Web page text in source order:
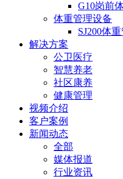
G10岗前
体重管理设备
SJ200体
解决方案
公卫医疗
智慧养老
社区康养
健康管理
视频介绍
客户案例
新闻动态
全部
媒体报道
行业资讯